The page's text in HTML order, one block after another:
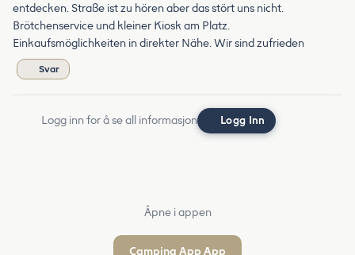
entdecken. Straße ist zu hören aber das stört uns nicht.
Brötchenservice und kleiner Kiosk am Platz.
Einkaufsmöglichkeiten in direkter Nähe. Wir sind zufrieden
Svar
Logg inn for å se all informasjon Logg Inn
Åpne i appen
Camping App App